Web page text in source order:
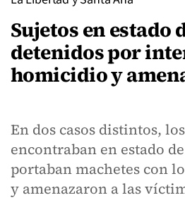
Sujetos en estado
detenidos por
homicidio y
En dos casos distintos,
encontraban en estado
portaban machetes con
y amenazaron a las